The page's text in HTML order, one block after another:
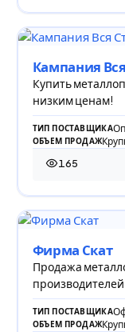
Кампания
Купить
низким ценам!
ТИП ПОСТАВЩИКА
ОБЪЕМ ПРОДАЖ
165
165 просмотров
Фирма Скат
Продажа
производителей
ТИП ПОСТАВЩИКА
ОБЪЕМ ПРОДАЖ